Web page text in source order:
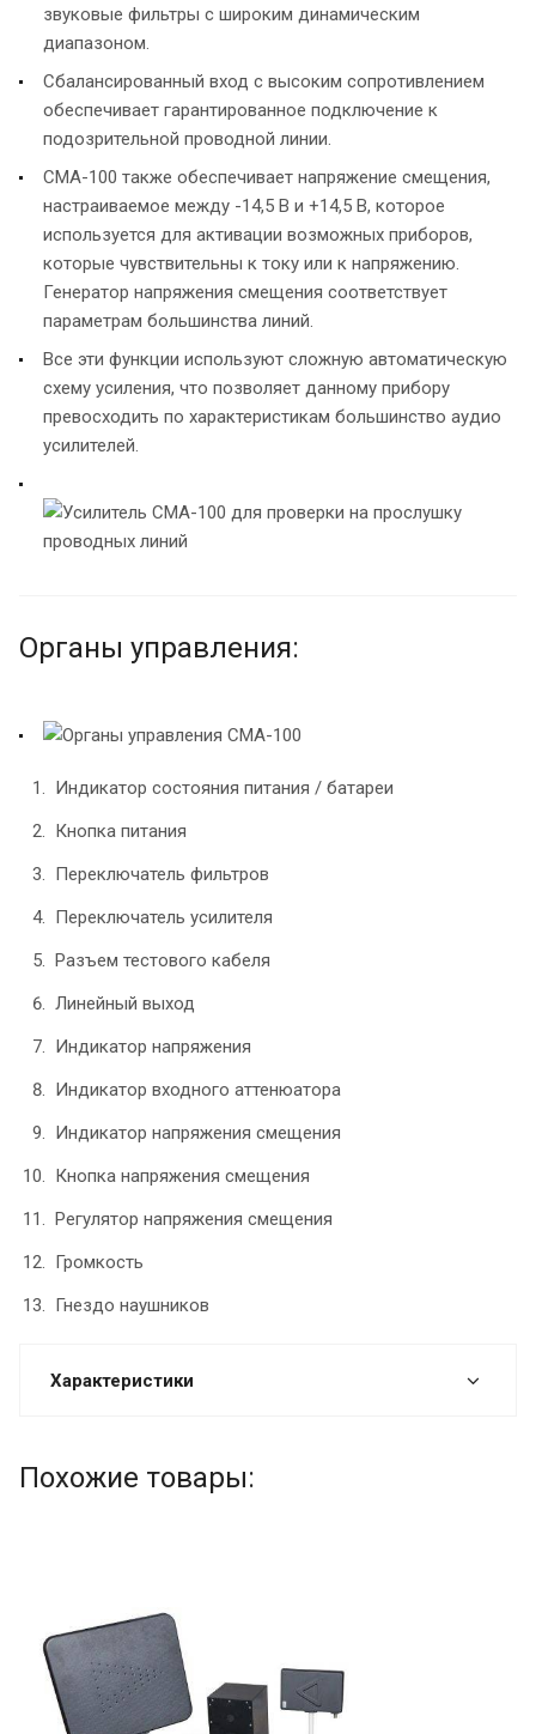
звуковые фильтры с широким динамическим
диапазоном.
Сбалансированный вход с высоким сопротивлением
обеспечивает гарантированное подключение к
подозрительной проводной линии.
СМА-100 также обеспечивает напряжение смещения,
настраиваемое между -14,5 В и +14,5 В, которое
используется для активации возможных приборов,
которые чувствительны к току или к напряжению.
Генератор напряжения смещения соответствует
параметрам большинства линий.
Все эти функции используют сложную автоматическую
схему усиления, что позволяет данному прибору
превосходить по характеристикам большинство аудио
усилителей.
Органы управления:
Индикатор состояния питания / батареи
Кнопка питания
Переключатель фильтров
Переключатель усилителя
Разъем тестового кабеля
Линейный выход
Индикатор напряжения
Индикатор входного аттенюатора
Индикатор напряжения смещения
Кнопка напряжения смещения
Регулятор напряжения смещения
Громкость
Гнездо наушников
Характеристики
Похожие товары: